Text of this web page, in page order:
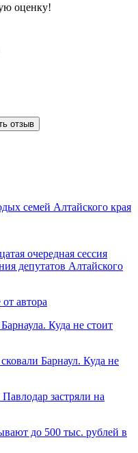
оценку!
отзыв
семей Алтайского края
очередная сессия
депутатов Алтайского
автора
Куда не стоит
Барнаул. Куда не
застряли на
до 500 тыс. рублей в